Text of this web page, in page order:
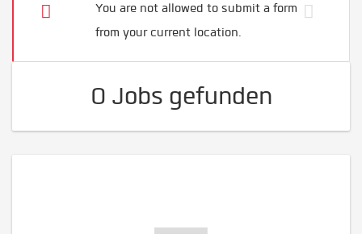
You are not allowed to submit a form
from your current location.
0 Jobs gefunden